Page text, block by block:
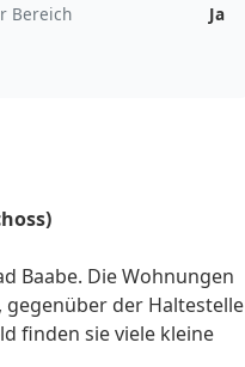
Bereich
Ja
Baabe. Die Wohnungen
der Haltestelle
finden sie viele kleine